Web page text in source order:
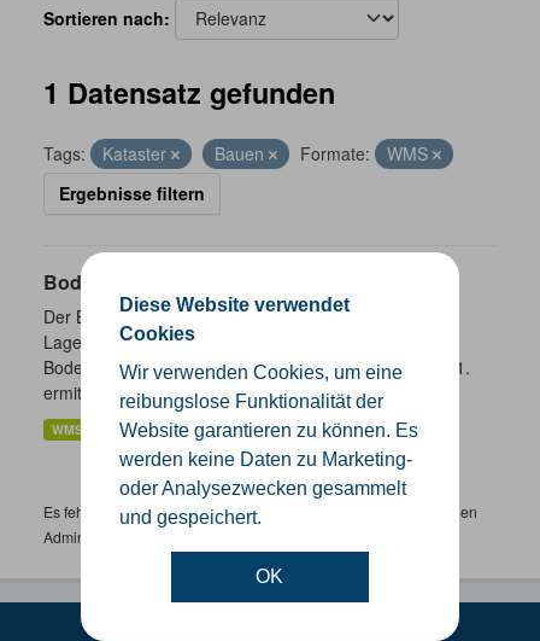
Diese Website verwendet
Cookies
Wir verwenden Cookies, um eine
reibungslose Funktionalität der
Website garantieren zu können. Es
werden keine Daten zu Marketing-
oder Analysezwecken gesammelt
und gespeichert.
OK
Sortieren nach
1 Datensatz gefunden
Tags: Kataster Bauen Formate:
WMS
Ergebnisse filtern
Bodenrichtwerte
Der Bodenrichtwert beschreibt den durchschnittlichen
Lagewert für den Boden innerhalb einer
Bodenrichtwertzone. Er wird jeweils zum Stichtag 01.01.
ermittelt und spätestens zum...
WMS
Es fehlen spezifische Datensätze? Wenden Sie sich bitte an einen
Administrator unter: